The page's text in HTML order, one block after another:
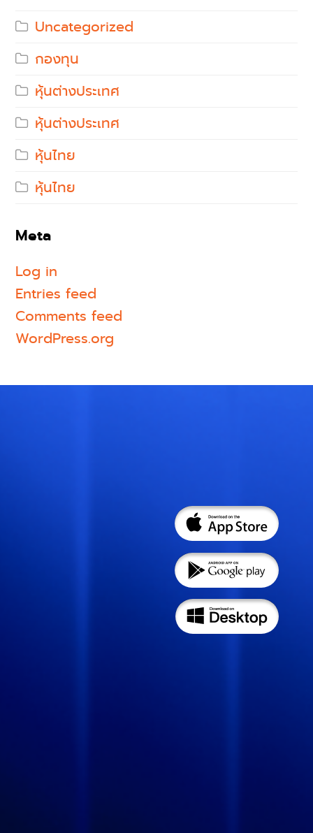
Uncategorized
กองทุน
หุ้นต่างประเทศ
หุ้นต่างประเทศ
หุ้นไทย
หุ้นไทย
Meta
Log in
Entries feed
Comments feed
WordPress.org